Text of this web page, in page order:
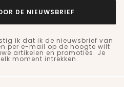
DE NIEUWSBRIEF
ik dat ik de nieuwsbrief van
per e-mail op de hoogte wilt
artikelen en promoties. Je
moment intrekken.